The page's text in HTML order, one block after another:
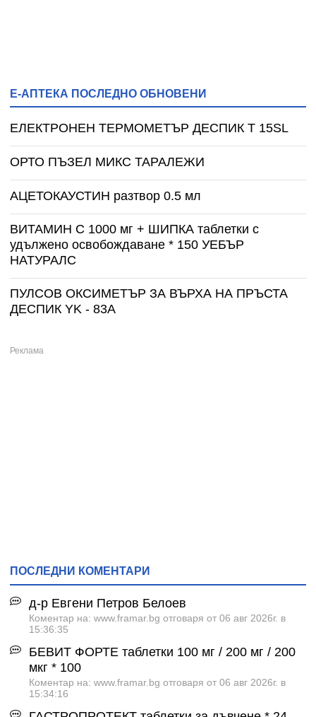
Е-АПТЕКА ПОСЛЕДНО ОБНОВЕНИ
ЕЛЕКТРОНЕН ТЕРМОМЕТЪР ДЕСПИК T 15SL
ОРТО ПЪЗЕЛ МИКС ТАРАЛЕЖИ
АЦЕТОКАУСТИН разтвор 0.5 мл
ВИТАМИН С 1000 мг + ШИПКА таблетки с
удължено освобождаване * 150 УЕБЪР
НАТУРАЛС
ПУЛСОВ ОКСИМЕТЪР ЗА ВЪРХА НА ПРЪСТА
ДЕСПИК YK - 83A
ПОСЛЕДНИ КОМЕНТАРИ
д-р Евгени Петров Белоев
Коментар на: www.framar.bg отговаря от 06 авг 2026г. в
15:36:35
БЕВИТ ФОРТЕ таблетки 100 мг / 200 мг / 200
мкг * 100
Коментар на: www.framar.bg отговаря от 06 авг 2026г. в
15:34:16